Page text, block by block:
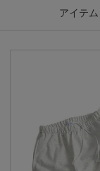
アイテム